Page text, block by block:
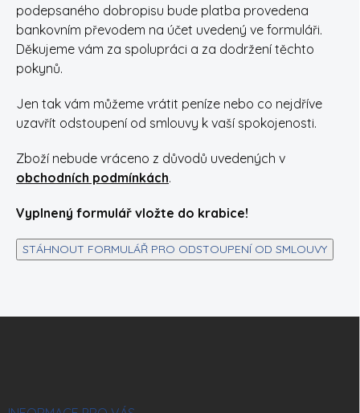
podepsaného dobropisu bude platba provedena
bankovním převodem na účet uvedený ve formuláři.
Děkujeme vám za spolupráci a za dodržení těchto
pokynů.
Jen tak vám můžeme vrátit peníze nebo co nejdříve
uzavřít odstoupení od smlouvy k vaší spokojenosti.
Zboží nebude vráceno z důvodů uvedených v
obchodních podmínkách.
Vyplnený formulář vložte do krabice!
STÁHNOUT FORMULÁŘ PRO ODSTOUPENÍ OD SMLOUVY